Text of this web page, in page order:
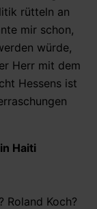
rütteln an
mir schon,
würde,
Herr mit dem
Hessens ist
Haiti
Roland Koch?